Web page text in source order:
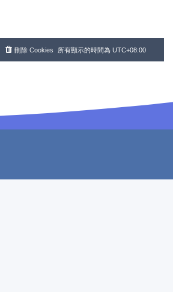
所有顯示的時間為 UTC+08:00
刪除 Cookies